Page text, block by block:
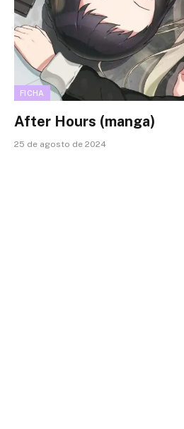
FICHA
After Hours (manga)
25 de agosto de 2024